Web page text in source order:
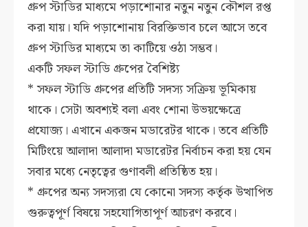
গ্রুপ স্টাডির মাধ্যমে পড়াশোনার নতুন নতুন কৌশল রপ্ত
করা যায়। যদি পড়াশোনায় বিরক্তিভাব চলে আসে তবে
গ্রুপ স্টাডির মাধ্যমে তা কাটিয়ে ওঠা সম্ভব।
একটি সফল স্টাডি গ্রুপের বৈশিষ্ট্য
* সফল স্টাডি গ্রুপের প্রতিটি সদস্য সক্রিয় ভূমিকায়
থাকে। সেটা অবশ্যই বলা এবং শোনা উভয়ক্ষেত্রে
প্রযোজ্য। এখানে একজন মডারেটর থাকে। তবে প্রতিটি
মিটিংয়ে আলাদা আলাদা মডারেটর নির্বাচন করা হয় যেন
সবার মধ্যে নেতৃত্বের গুণাবলী প্রতিষ্ঠিত হয়।
* গ্রুপের অন্য সদস্যরা যে কোনো সদস্য কর্তৃক উত্থাপিত
গুরুত্বপূর্ণ বিষয়ে সহযোগিতাপূর্ণ আচরণ করবে।